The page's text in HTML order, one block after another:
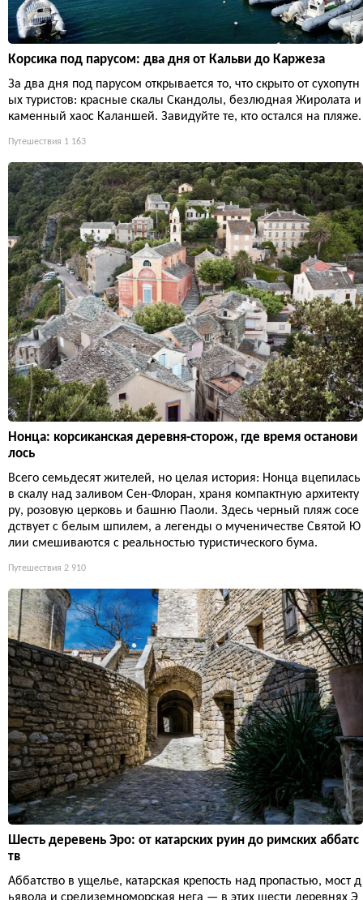
Корсика под парусом: два дня от Кальви до Каржеза
За два дня под парусом открывается то, что скрыто от сухопутн
ых туристов: красные скалы Скандолы, безлюдная Жиролата и
каменный хаос Каланшей. Завидуйте те, кто остался на пляже.
Путешествия 1 163
Нонца: корсиканская деревня-сторож, где время останови
лось
Всего семьдесят жителей, но целая история: Нонца вцепилась
в скалу над заливом Сен-Флоран, храня компактную архитекту
ру, розовую церковь и башню Паоли. Здесь черный пляж сосе
дствует с белым шпилем, а легенды о мученичестве Святой Ю
лии смешиваются с реальностью туристического бума.
Путешествия 2 910
Шесть деревень Эро: от катарских руин до римских аббатс
тв
Аббатство в ущелье, катарская крепость над пропастью, мост д